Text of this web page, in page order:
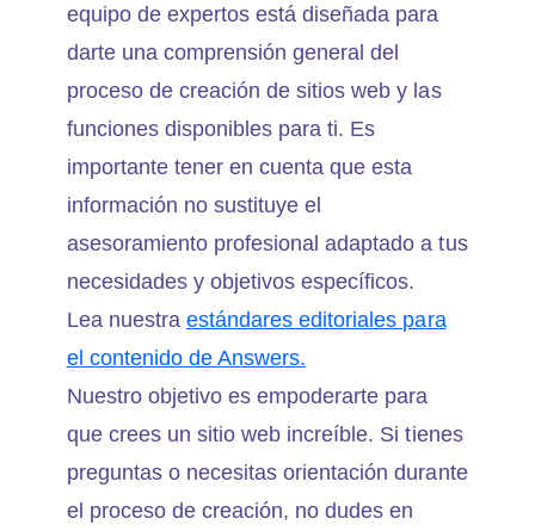
equipo de expertos está diseñada para
darte una comprensión general del
proceso de creación de sitios web y las
funciones disponibles para ti. Es
importante tener en cuenta que esta
información no sustituye el
asesoramiento profesional adaptado a tus
necesidades y objetivos específicos.
Lea nuestra estándares editoriales para
el contenido de Answers.
Nuestro objetivo es empoderarte para
que crees un sitio web increíble. Si tienes
preguntas o necesitas orientación durante
el proceso de creación, no dudes en